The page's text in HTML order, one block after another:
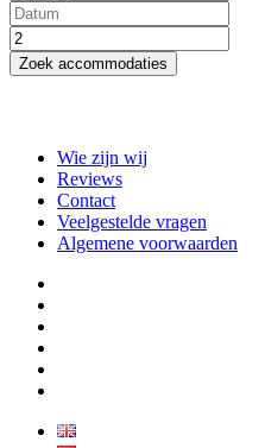
Zoek accommodaties
Wie zijn wij
Reviews
Contact
Veelgestelde vragen
Algemene voorwaarden